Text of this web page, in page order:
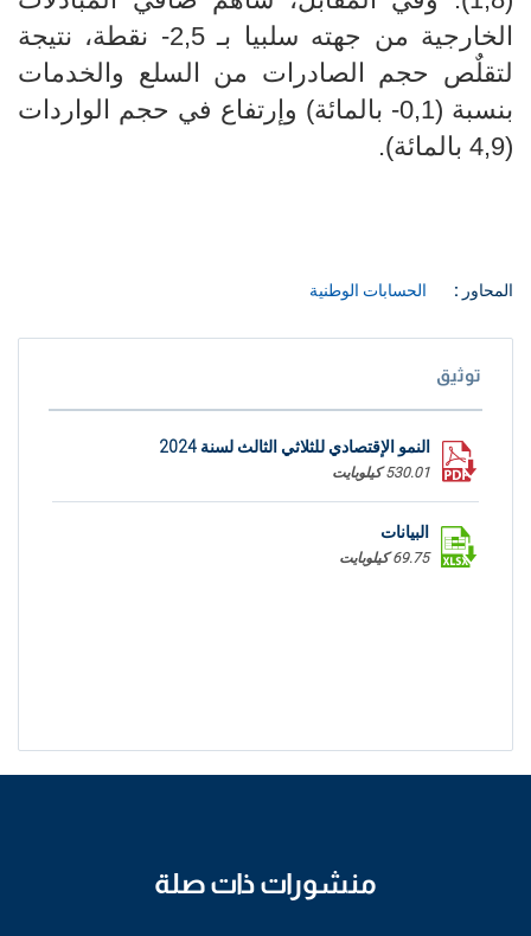
الخارجية من جهته سلبيا بـ 2,5- نقطة، نتيجة
لتقلٌص حجم الصادرات من السلع والخدمات
بنسبة (0,1- بالمائة) وإرتفاع في حجم الواردات
(4,9 بالمائة).
المحاور : الحسابات الوطنية
توثيق
النمو الإقتصادي للثلاثي الثالث لسنة 2024
530.01 كيلوبايت
البيانات
69.75 كيلوبايت
منشورات ذات صلة